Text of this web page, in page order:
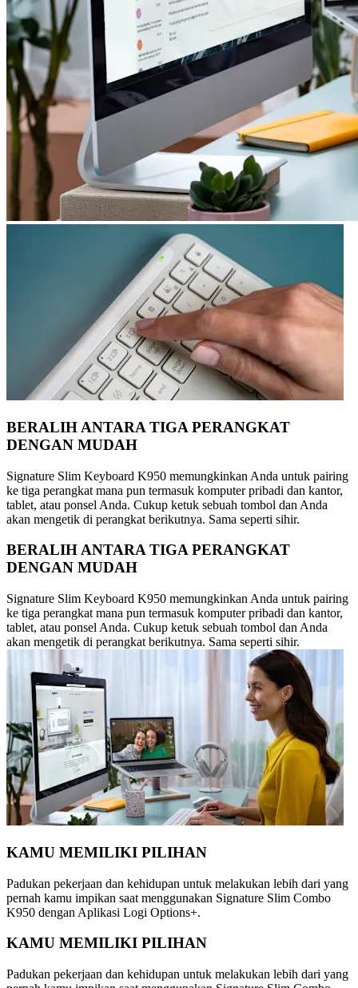
BERALIH ANTARA TIGA PERANGKAT
DENGAN MUDAH
Signature Slim Keyboard K950 memungkinkan Anda untuk pairing
ke tiga perangkat mana pun termasuk komputer pribadi dan kantor,
tablet, atau ponsel Anda. Cukup ketuk sebuah tombol dan Anda
akan mengetik di perangkat berikutnya. Sama seperti sihir.
BERALIH ANTARA TIGA PERANGKAT
DENGAN MUDAH
Signature Slim Keyboard K950 memungkinkan Anda untuk pairing
ke tiga perangkat mana pun termasuk komputer pribadi dan kantor,
tablet, atau ponsel Anda. Cukup ketuk sebuah tombol dan Anda
akan mengetik di perangkat berikutnya. Sama seperti sihir.
KAMU MEMILIKI PILIHAN
Padukan pekerjaan dan kehidupan untuk melakukan lebih dari yang
pernah kamu impikan saat menggunakan Signature Slim Combo
K950 dengan Aplikasi Logi Options+.
KAMU MEMILIKI PILIHAN
Padukan pekerjaan dan kehidupan untuk melakukan lebih dari yang